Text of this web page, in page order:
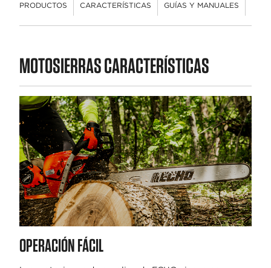
PRODUCTOS CARACTERÍSTICAS GUÍAS Y MANUALES
PRODUCTOS
MOTOSIERRAS CARACTERÍSTICAS
OPERACIÓN FÁCIL